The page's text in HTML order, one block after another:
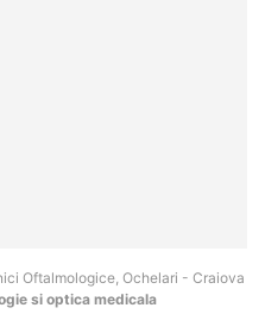
Oftalmologice, Ochelari - Craiova
si optica medicala